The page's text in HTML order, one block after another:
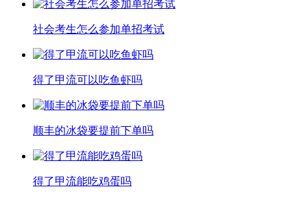
​社会考生怎么参加单招考试
得了甲流可以吃鱼虾吗
顺丰的冰袋要提前下单吗
得了甲流能吃鸡蛋吗